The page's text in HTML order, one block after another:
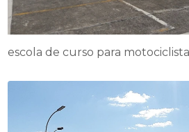
escola de curso para